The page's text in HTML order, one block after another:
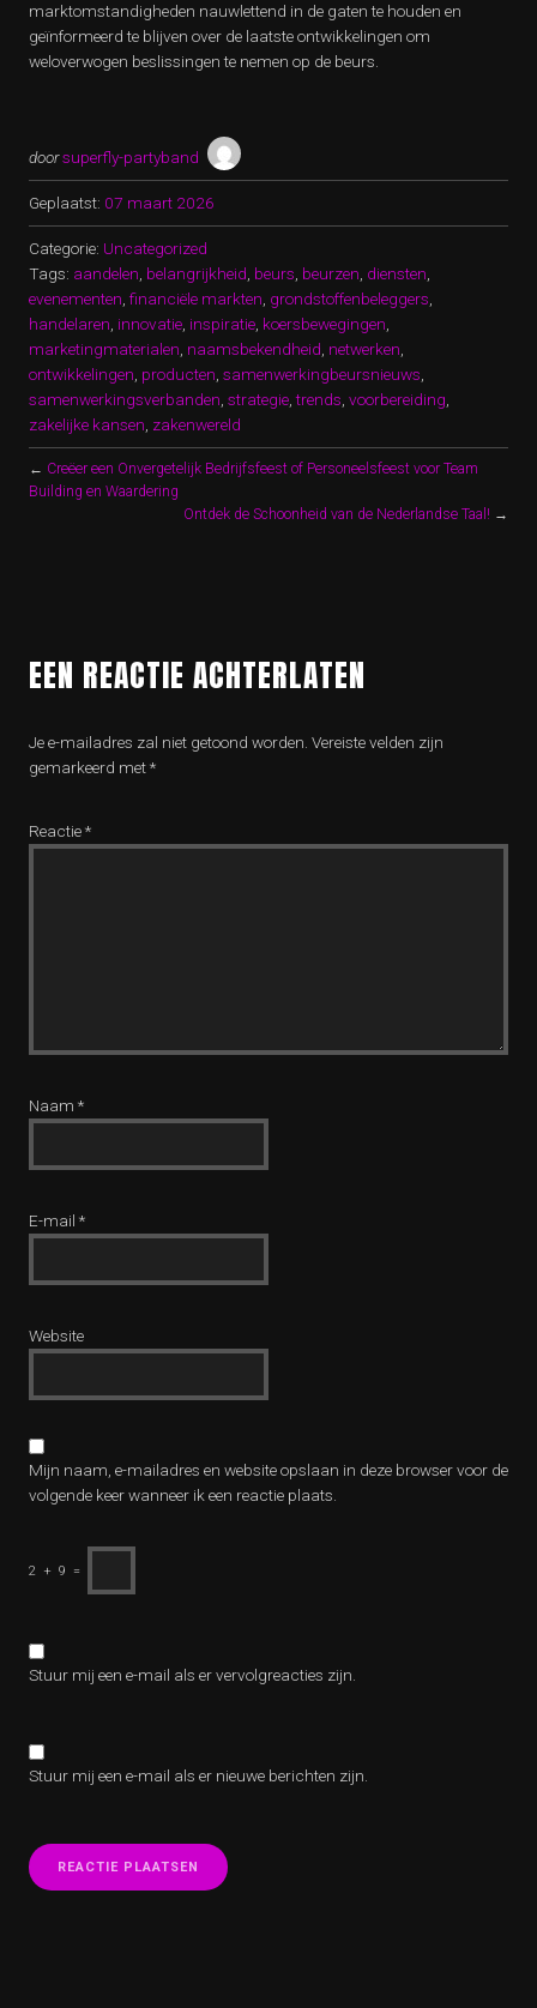
marktomstandigheden nauwlettend in de gaten te houden en
geïnformeerd te blijven over de laatste ontwikkelingen om
weloverwogen beslissingen te nemen op de beurs.
doorsuperfly-partyband
Geplaatst: 07 maart 2026
Categorie: Uncategorized
Tags: aandelen belangrijkheid beurs beurzen diensten
evenementen financiële markten grondstoffenbeleggers
handelaren innovatie inspiratie koersbewegingen
marketingmaterialen naamsbekendheid netwerken
ontwikkelingen producten samenwerkingbeursnieuws
samenwerkingsverbanden strategie ,trends voorbereiding
zakelijke kansen zakenwereld
← Creëer een Onvergetelijk Bedrijfsfeest of Personeelsfeest voor Team
Building en Waardering
Ontdek de Schoonheid van de Nederlandse Taal! →
EEN REACTIE ACHTERLATEN
Je e-mailadres zal niet getoond worden. Vereiste velden zijn
gemarkeerd met*
Reactie*
Naam *
E-mail *
Website
Mijn naam, e-mailadres en website opslaan in deze browser voor de
volgende keer wanneer ik een reactie plaats.
2 + 9 =
Stuur mij een e-mail als er vervolgreacties zijn.
Stuur mij een e-mail als er nieuwe berichten zijn.